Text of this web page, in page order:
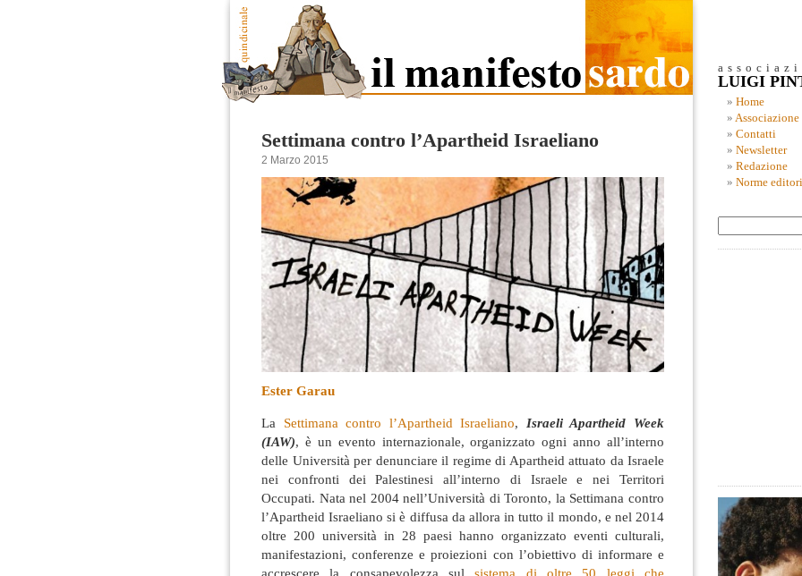
Settimana contro l’Apartheid Israeliano
2 Marzo 2015
Ester Garau
La Settimana contro l’Apartheid Israeliano, Israeli Apartheid Week
(IAW), è un evento internazionale, organizzato ogni anno all’interno
delle Università per denunciare il regime di Apartheid attuato da Israele
nei confronti dei Palestinesi all’interno di Israele e nei Territori
Occupati. Nata nel 2004 nell’Università di Toronto, la Settimana contro
l’Apartheid Israeliano si è diffusa da allora in tutto il mondo, e nel 2014
oltre 200 università in 28 paesi hanno organizzato eventi culturali,
manifestazioni, conferenze e proiezioni con l’obiettivo di informare e
LUIGI
Home
Associazione
Contatti
Newsletter
Redazione
Norme